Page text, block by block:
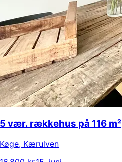
5 vær. rækkehus på 116 m²
Køge, Kærulven